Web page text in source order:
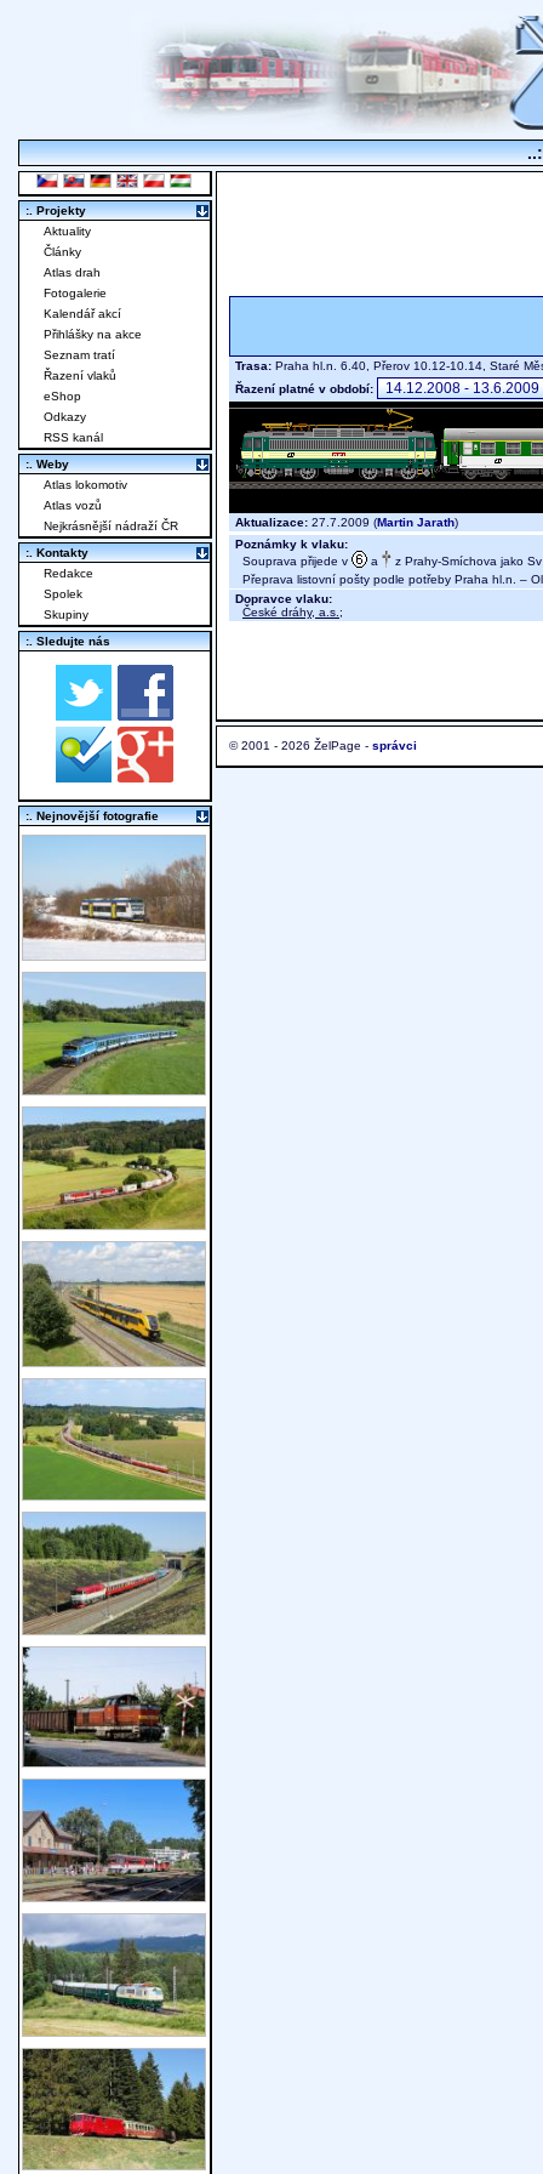
Trasa: Praha hl.n. 6.40, Přerov 10.12-10.14, Staré
Řazení platné v období:
Aktualizace: 27.7.2009 (Martin Jarath)
Poznámky k vlaku:
Souprava přijede v
a
z Prahy-Smíchova jako
Přeprava listovní pošty podle potřeby Praha hl.n. –
Dopravce vlaku:
České dráhy, a.s. ;
© 2001 - 2026 ŽelPage - správci
:. Projekty
Aktuality
Články
Atlas drah
Fotogalerie
Kalendář akcí
Přihlášky na akce
Seznam tratí
Řazení vlaků
eShop
Odkazy
RSS kanál
:. Weby
Atlas lokomotiv
Atlas vozů
Nejkrásnější nádraží ČR
:. Kontakty
Redakce
Spolek
Skupiny
:. Sledujte nás
:. Nejnovější fotografie